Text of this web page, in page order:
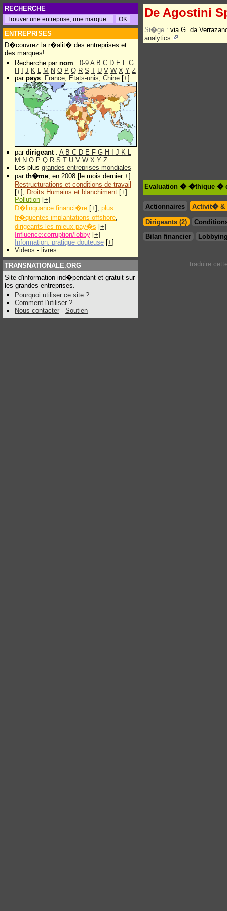
RECHERCHE
ENTREPRISES
D�couvrez la r�alit� des entreprises et
des marques!
Recherche par nom : 0-9 A B C D E F G
H
J K L M N O P Q R S T U V W X Y Z
par pays: France, Etats-unis, Chine [+]
par dirigeant: A B C D E F G H J K L
M N O P Q R S T U V W X Y Z
Les plus grandes entreprises mondiales
par th�me, en 2008 [le mois dernier +] :
Restructurations et conditions de travail
[+], Droits Humains et blanchiment [+]
Pollution [+]
D�linquance financi�re [+], plus
fr�quentes implantations offshore,
dirigeants les mieux pay�s [+]
Influence:corruption/lobby [+]
Information: pratique douteuse [+]
Videos - livres
TRANSNATIONALE.ORG
Site d'information ind�pendant et gratuit sur
les grandes entreprises.
Pourquoi utiliser ce site ?
Comment l'utiliser ?
Nous contacter - Soutien
De Agostini
Si�ge : via G. da
analytics
Evaluation � �thique �
Actionnaires
Activit� &
Dirigeants (2)
Bilan financier
traduire